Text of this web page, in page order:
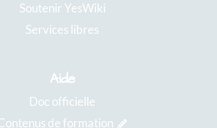
Soutenir YesWiki
Services libres
Aide
Doc officielle
de formation